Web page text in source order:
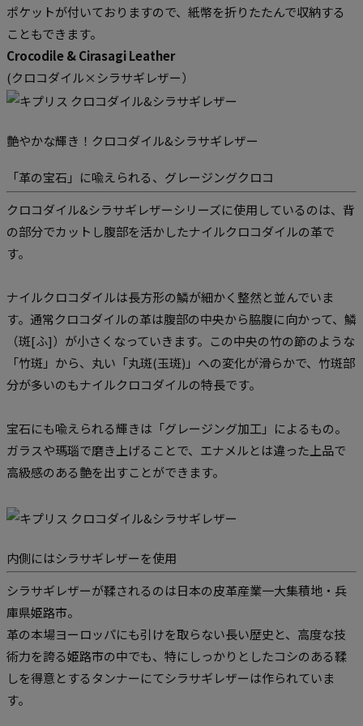
ポケットが付いておりますので、紙幣を折りたたんで収納する
こともできます。
Crocodile & Cirasagi Leather
(クロコダイル×シラサギレザー）
艶やかな輝き！クロコダイル&シラサギレザー
「革の宝石」に喩えられる、グレージングクロコ
クロコダイル&シラサギレザーシリーズに使用しているのは、背
の部分でカットし腹部を活かしたナイルクロコダイルの革で
す。
ナイルクロコダイルは長方形の鱗が細かく整然と並んでいま
す。通常クロコダイルの革は腹部の中央から脇腹に向かって、鱗
（斑[ふ]）が小さくなっていきます。この中央の竹の節のような
「竹斑」から、丸い「丸斑(玉斑)」への変化が滑らかで、竹斑部
分が多いのもナイルクロコダイルの特長です。
宝石にも喩えられる輝きは「グレージング加工」によるもの。
ガラスや瑪瑙で磨き上げることで、エナメルとは違った上品で
高級感のある艶を出すことができます。
内側にはシラサギレザーを使用
シラサギレザーが鞣されるのは日本の皮革産業一大集積地・兵
庫県姫路市。
革の本場ヨーロッパにも引けを取らない長い歴史と、高度な技
術力を誇る姫路市の中でも、特にしっかりとしたコシのある鞣
しを得意とするタンナーにてシラサギレザーは作られていま
す。